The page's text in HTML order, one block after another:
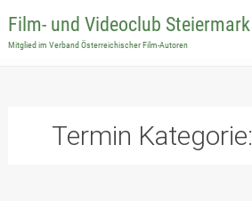
Film- und Videoclub Steiermark
Mitglied im Verband Österreichischer Film-Autoren
Termin Kategorie: